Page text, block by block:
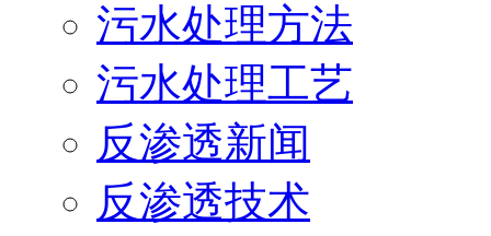
污水处理方法
污水处理工艺
反渗透新闻
反渗透技术